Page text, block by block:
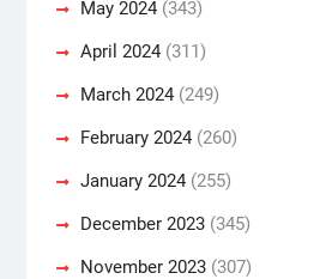
May 2024(343)
April 2024(311)
March 2024(249)
February 2024(260)
January 2024(255)
December 2023(345)
November 2023(307)